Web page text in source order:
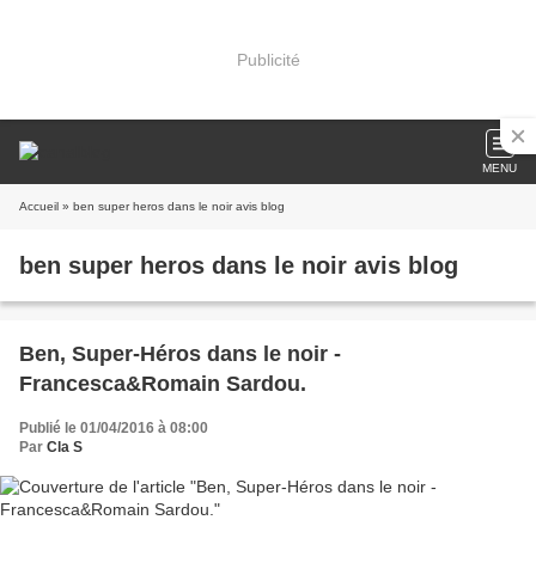
Publicité
MENU
Accueil » ben super heros dans le noir avis blog
ben super heros dans le noir avis blog
Ben, Super-Héros dans le noir -
Francesca&Romain Sardou.
Publié le 01/04/2016 à 08:00
Par Cla S